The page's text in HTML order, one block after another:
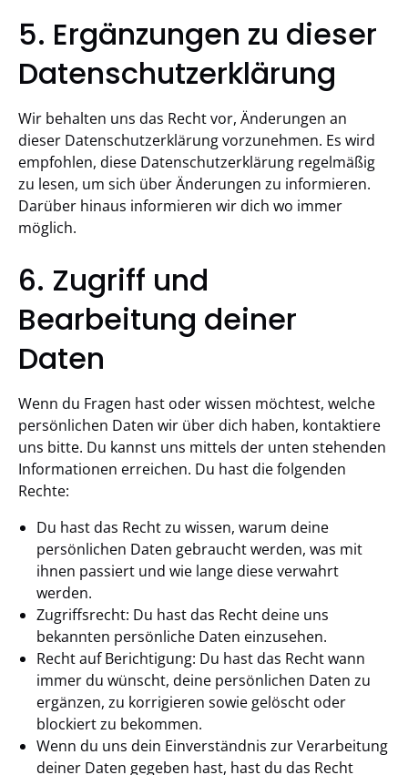
5. Ergänzungen zu dieser
Datenschutzerklärung
Wir behalten uns das Recht vor, Änderungen an
dieser Datenschutzerklärung vorzunehmen. Es wird
empfohlen, diese Datenschutzerklärung regelmäßig
zu lesen, um sich über Änderungen zu informieren.
Darüber hinaus informieren wir dich wo immer
möglich.
6. Zugriff und
Bearbeitung deiner
Daten
Wenn du Fragen hast oder wissen möchtest, welche
persönlichen Daten wir über dich haben, kontaktiere
uns bitte. Du kannst uns mittels der unten stehenden
Informationen erreichen. Du hast die folgenden
Rechte:
Du hast das Recht zu wissen, warum deine
persönlichen Daten gebraucht werden, was mit
ihnen passiert und wie lange diese verwahrt
werden.
Zugriffsrecht: Du hast das Recht deine uns
bekannten persönliche Daten einzusehen.
Recht auf Berichtigung: Du hast das Recht wann
immer du wünscht, deine persönlichen Daten zu
ergänzen, zu korrigieren sowie gelöscht oder
blockiert zu bekommen.
Wenn du uns dein Einverständnis zur Verarbeitung
deiner Daten gegeben hast, hast du das Recht